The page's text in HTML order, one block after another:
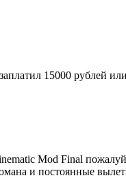
15000 рублей
Mod Final
и постоянные